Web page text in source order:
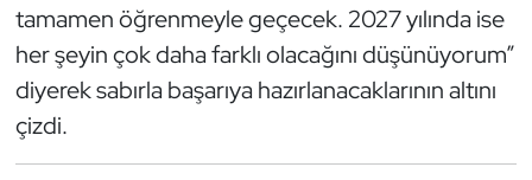
tamamen öğrenmeyle geçecek. 2027 yılında ise
her şeyin çok daha farklı olacağını düşünüyorum”
diyerek sabırla başarıya hazırlanacaklarının altını
çizdi.
Judo ve Kuraş
Kano ve Rafting
Karate